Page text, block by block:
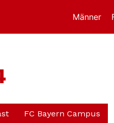
Männer
FC Bayern Campus